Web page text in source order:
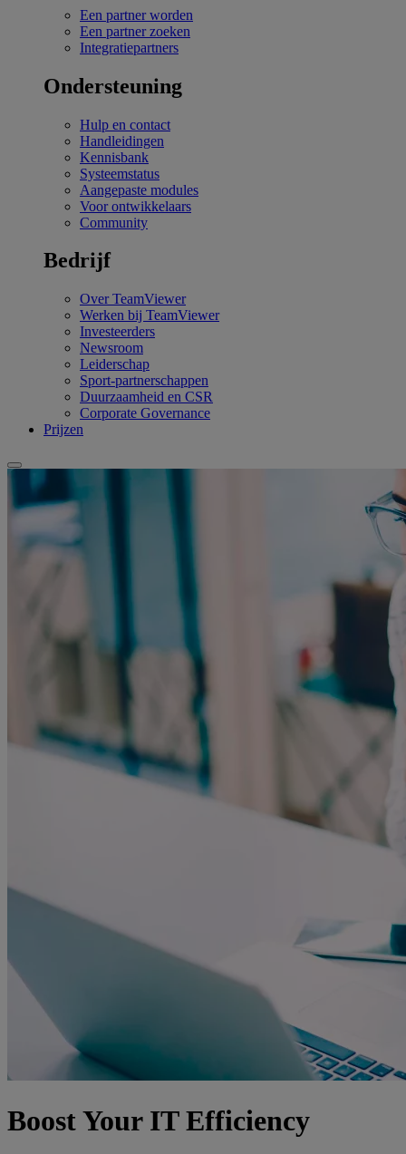
Een partner worden
Een partner zoeken
Integratiepartners
Ondersteuning
Hulp en contact
Handleidingen
Kennisbank
Systeemstatus
Aangepaste modules
Voor ontwikkelaars
Community
Bedrijf
Over TeamViewer
Werken bij TeamViewer
Investeerders
Newsroom
Leiderschap
Sport-partnerschappen
Duurzaamheid en CSR
Corporate Governance
Prijzen
Boost Your IT Efficiency